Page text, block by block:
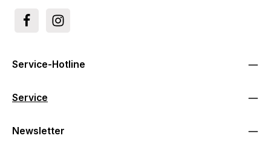
Service-Hotline
Service
Newsletter